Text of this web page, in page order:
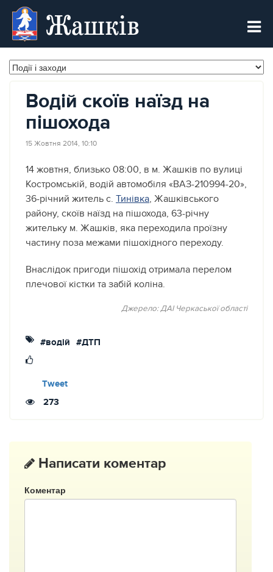
Жашків
Водій скоїв наїзд на
пішохода
15 Жовтня 2014, 10:10
14 жовтня, близько 08:00, в м. Жашків по вулиці
Костромській, водій автомобіля «ВАЗ-210994-20»,
36-річний житель с. Тинівка, Жашківського
району, скоїв наїзд на пішохода, 63-річну
жительку м. Жашків, яка переходила проїзну
частину поза межами пішохідного переходу.
Внаслідок пригоди пішохід отримала перелом
плечової кістки та забій коліна.
Джерело: ДАІ Черкаської області
#водій #ДТП
Tweet
273
Написати коментар
Коментар